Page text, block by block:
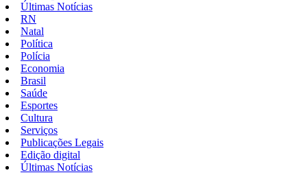
Últimas Notícias
RN
Natal
Política
Polícia
Economia
Brasil
Saúde
Esportes
Cultura
Serviços
Publicações Legais
Edição digital
Últimas Notícias